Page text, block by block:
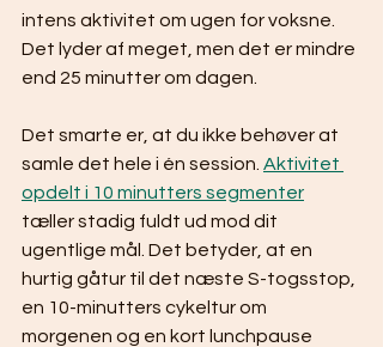
intens aktivitet om ugen for voksne.
Det lyder af meget, men det er mindre
end 25 minutter om dagen.
Det smarte er, at du ikke behøver at
samle det hele i én session. Aktivitet
opdelt i 10 minutters segmenter
tæller stadig fuldt ud mod dit
ugentlige mål. Det betyder, at en
hurtig gåtur til det næste S-togsstop,
en 10-minutters cykeltur om
morgenen og en kort lunchpause